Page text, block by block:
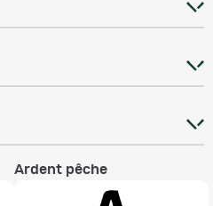
Ardent pêche